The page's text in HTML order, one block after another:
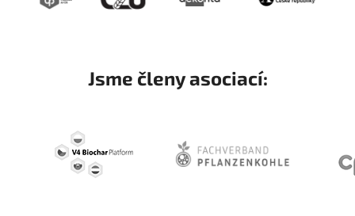
Jsme členy asociací: